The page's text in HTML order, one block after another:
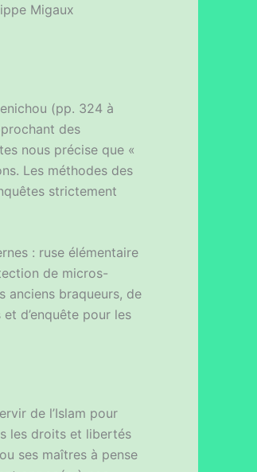
Migaux
(pp. 324 à
des
nous précise que «
Les méthodes des
strictement
: ruse élémentaire
de micros-
anciens braqueurs, de
d’enquête pour les
de l’Islam pour
les droits et libertés
ses maîtres à pense